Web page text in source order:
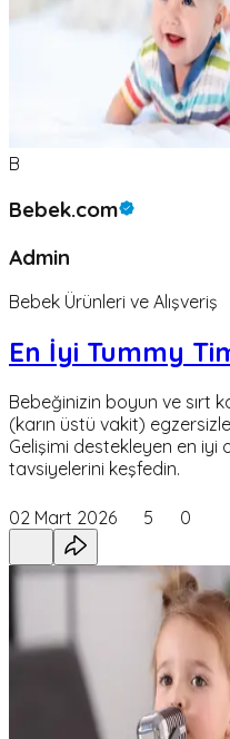
B
Bebek.com
Admin
Bebek Ürünleri ve Alışveriş
En İyi Tummy
Bebeğinizin boyun ve sırt
(karın üstü vakit)
Gelişimi destekleyen en iyi
tavsiyelerini keşfedin.
02 Mart 2026 5 0